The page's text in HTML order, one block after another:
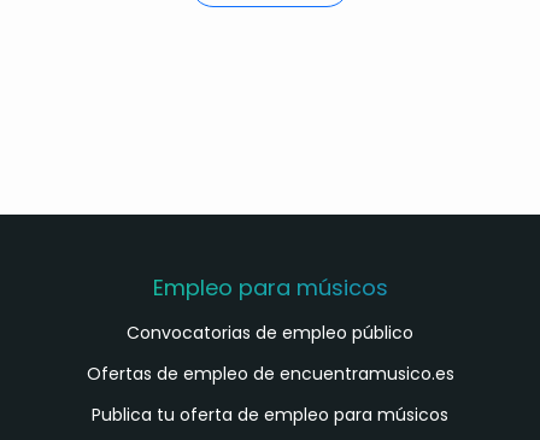
Empleo para músicos
Convocatorias de empleo público
Ofertas de empleo de encuentramusico.es
Publica tu oferta de empleo para músicos